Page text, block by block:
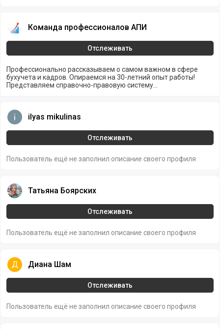
Команда профессионалов АПИ
Команда профессионалов АПИ
Отслеживать
Профессионально рассказываем о самом важном в сфере
бухучета и кадров. Опираемся на 30-летний опыт работы!
Представляем справочно-правовую систему
ilyas mikulinas
ilyas mikulinas
Отслеживать
Пользователь ещё не заполнил описание своего профиля
Татьяна Боярских
Татьяна Боярских
Отслеживать
Пользователь ещё не заполнил описание своего профиля
Диана Шам
Д Диана Шам
Отслеживать
Пользователь ещё не заполнил описание своего профиля